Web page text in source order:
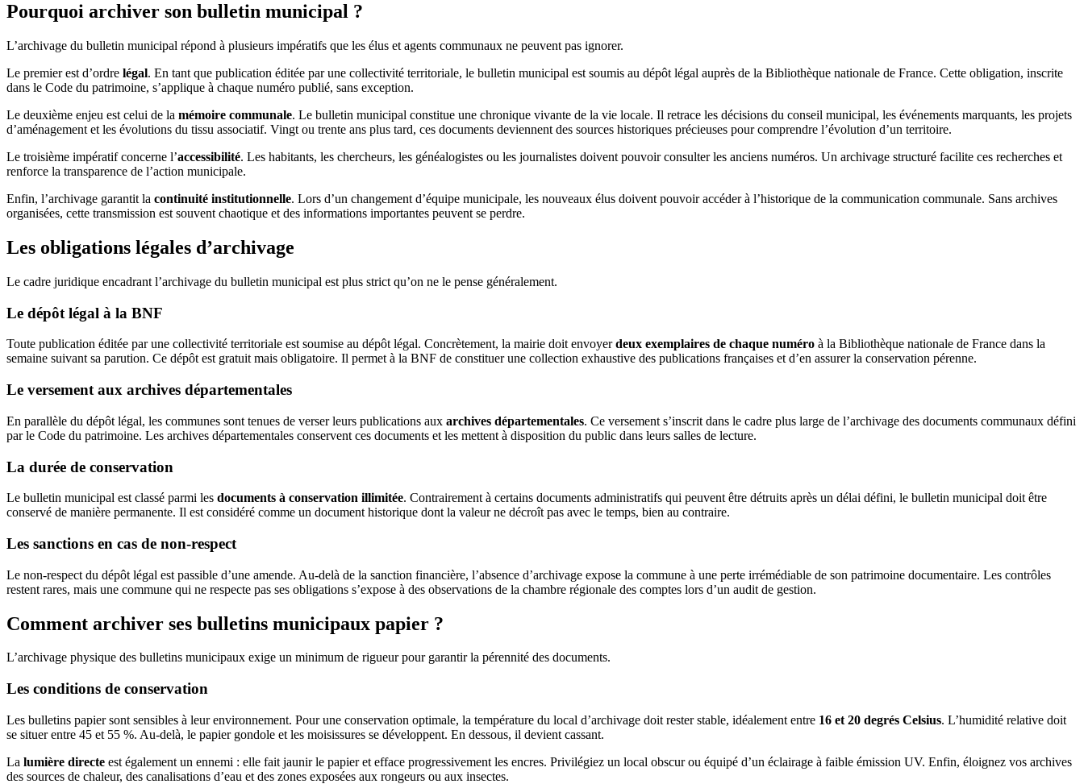
Pourquoi archiver son bulletin municipal ?
L’archivage du bulletin municipal répond à plusieurs impératifs que les élus et agents communaux ne peuvent pas ignorer.
Le premier est d’ordre légal. En tant que publication éditée par une collectivité territoriale, le bulletin municipal est soumis au dépôt légal auprès de la Bibliothèque nationale de France. Cette obligation, inscrite
dans le Code du patrimoine, s’applique à chaque numéro publié, sans exception.
Le deuxième enjeu est celui de la mémoire communale. Le bulletin municipal constitue une chronique vivante de la vie locale. Il retrace les décisions du conseil municipal, les événements marquants, les projets
d’aménagement et les évolutions du tissu associatif. Vingt ou trente ans plus tard, ces documents deviennent des sources historiques précieuses pour comprendre l’évolution d’un territoire.
Le troisième impératif concerne l’accessibilité. Les habitants, les chercheurs, les généalogistes ou les journalistes doivent pouvoir consulter les anciens numéros. Un archivage structuré facilite ces recherches et
renforce la transparence de l’action municipale.
Enfin, l’archivage garantit la continuité institutionnelle. Lors d’un changement d’équipe municipale, les nouveaux élus doivent pouvoir accéder à l’historique de la communication communale. Sans archives
organisées, cette transmission est souvent chaotique et des informations importantes peuvent se perdre.
Les obligations légales d’archivage
Le cadre juridique encadrant l’archivage du bulletin municipal est plus strict qu’on ne le pense généralement.
Le dépôt légal à la BNF
Toute publication éditée par une collectivité territoriale est soumise au dépôt légal. Concrètement, la mairie doit envoyerdeux exemplaires de chaque numéro à la Bibliothèque nationale de France dans la
semaine suivant sa parution. Ce dépôt est gratuit mais obligatoire. Il permet à la BNF de constituer une collection exhaustive des publications françaises et d’en assurer la conservation pérenne.
Le versement aux archives départementales
En parallèle du dépôt légal, les communes sont tenues de verser leurs publications aux archives départementales. Ce versement s’inscrit dans le cadre plus large de l’archivage des documents communaux défini
par le Code du patrimoine. Les archives départementales conservent ces documents et les mettent à disposition du public dans leurs salles de lecture.
La durée de conservation
Le bulletin municipal est classé parmi les documents à conservation illimitée. Contrairement à certains documents administratifs qui peuvent être détruits après un délai défini, le bulletin municipal doit être
conservé de manière permanente. Il est considéré comme un document historique dont la valeur ne décroît pas avec le temps, bien au contraire.
Les sanctions en cas de non-respect
Le non-respect du dépôt légal est passible d’une amende. Au-delà de la sanction financière, l’absence d’archivage expose la commune à une perte irrémédiable de son patrimoine documentaire. Les contrôles
restent rares, mais une commune qui ne respecte pas ses obligations s’expose à des observations de la chambre régionale des comptes lors d’un audit de gestion.
Comment archiver ses bulletins municipaux papier ?
L’archivage physique des bulletins municipaux exige un minimum de rigueur pour garantir la pérennité des documents.
Les conditions de conservation
Les bulletins papier sont sensibles à leur environnement. Pour une conservation optimale, la température du local d’archivage doit rester stable, idéalement entre 16 et 20 degrés Celsius. L’humidité relative doit
se situer entre 45 et 55 %. Au-delà, le papier gondole et les moisissures se développent. En dessous, il devient cassant.
La lumière directe est également un ennemi : elle fait jaunir le papier et efface progressivement les encres. Privilégiez un local obscur ou équipé d’un éclairage à faible émission UV. Enfin, éloignez vos archives
des sources de chaleur, des canalisations d’eau et des zones exposées aux rongeurs ou aux insectes.